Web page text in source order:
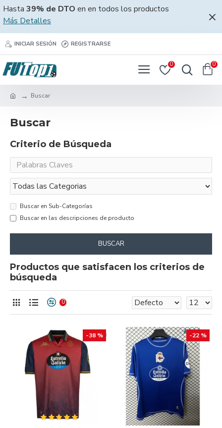
Hasta 39% de DTO en en todos los productos
Más Detalles
INICIAR SESIÓN REGISTRARSE
0 0
Buscar
Buscar
Criterio de Búsqueda
Buscar en Sub-Categorías
Buscar en las descripciones de producto
BUSCAR
Productos que satisfacen los criterios de
búsqueda
0
-38 % -22 %